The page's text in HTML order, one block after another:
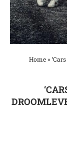
Home»